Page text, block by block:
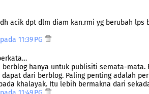
acik dpt dlm diam kan.rmi yg berubah lps
11:39 PG
berblog hanya untuk publisiti semata-mata.
dari berblog. Paling penting adalah
khalayak. Itu lebih bermakna dari